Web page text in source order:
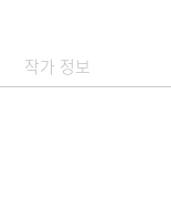
작가 정보